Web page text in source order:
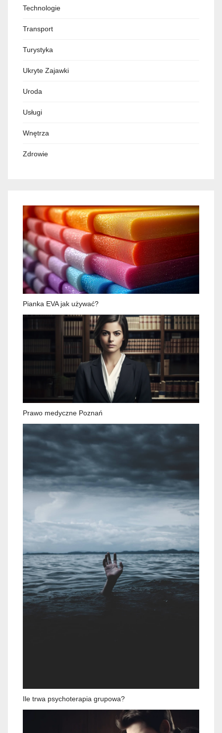
Technologie
Transport
Turystyka
Ukryte Zajawki
Uroda
Usługi
Wnętrza
Zdrowie
Pianka EVA jak używać?
Prawo medyczne Poznań
Ile trwa psychoterapia grupowa?